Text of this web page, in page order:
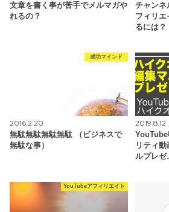
文章を書く事が苦手でメルマガや
れるの？
チャンネ
フィリエ
るには？
成功マインド
2016.2.20
無駄無駄無駄無駄 （ビジネスで
無駄な事）
2019.8.12
YouTube
リティ
ルプレ
YouTubeアフィリエイト